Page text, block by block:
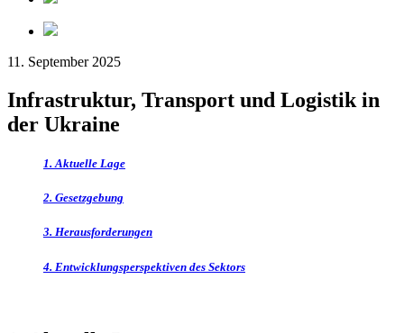
11. September 2025
Infrastruktur, Transport und Logistik in
der Ukraine
1. Aktuelle Lage
2. Gesetzgebung
3. Herausforderungen
4. Entwicklungsperspektiven des Sektors